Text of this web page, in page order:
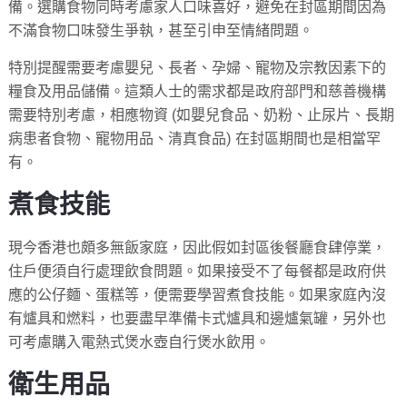
備。選購食物同時考慮家人口味喜好，避免在封區期間因為
不滿食物口味發生爭執，甚至引申至情緒問題。
特別提醒需要考慮嬰兒、長者、孕婦、寵物及宗教因素下的
糧食及用品儲備。這類人士的需求都是政府部門和慈善機構
需要特別考慮，相應物資 (如嬰兒食品、奶粉、止尿片、長期
病患者食物、寵物用品、清真食品) 在封區期間也是相當罕
有。
煮食技能
現今香港也頗多無飯家庭，因此假如封區後餐廳食肆停業，
住戶便須自行處理飲食問題。如果接受不了每餐都是政府供
應的公仔麵、蛋糕等，便需要學習煮食技能。如果家庭內沒
有爐具和燃料，也要盡早準備卡式爐具和邊爐氣罐，另外也
可考慮購入電熱式煲水壺自行煲水飲用。
衛生用品